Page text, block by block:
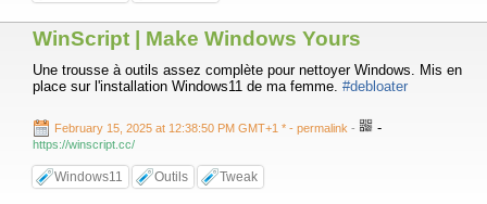
WinScript | Make Windows Yours
Une trousse à outils assez complète pour nettoyer Windows. Mis en
place sur l'installation Windows11 de ma femme. #debloater
February 15, 2025 at 12:38:50 PM GMT+1 * - permalink - -
https://winscript.cc/
Windows11 Outils Tweak